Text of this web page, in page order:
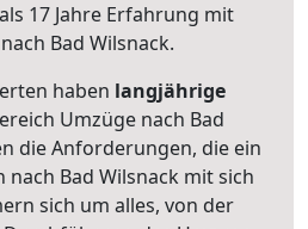
17 Jahre Erfahrung mit
Bad Wilsnack.
haben langjährige
Umzüge nach Bad
die Anforderungen, die ein
Bad Wilsnack mit sich
sich um alles, von der